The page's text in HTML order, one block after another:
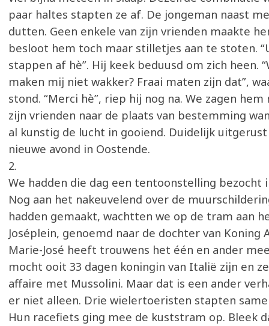
paar haltes stapten ze af. De jongeman naast
dutten. Geen enkele van zijn vrienden maakte
besloot hem toch maar stilletjes aan te stoten.
stappen af hè”. Hij keek beduusd om zich heen.
maken mij niet wakker? Fraai maten zijn dat”,
stond. “Merci hè”, riep hij nog na. We zagen
zijn vrienden naar de plaats van bestemming
al kunstig de lucht in gooiend. Duidelijk
nieuwe avond in Oostende.
2.
We hadden die dag een tentoonstelling bezocht
Nog aan het nakeuvelend over de
hadden gemaakt, wachtten we op de tram aan
Joséplein, genoemd naar de dochter van Koning
Marie-José heeft trouwens het één en ander
mocht ooit 33 dagen koningin van Italië zijn en
affaire met Mussolini. Maar dat is een ander
er niet alleen. Drie wielertoeristen stapten
Hun racefiets ging mee de kuststram op. Bleek